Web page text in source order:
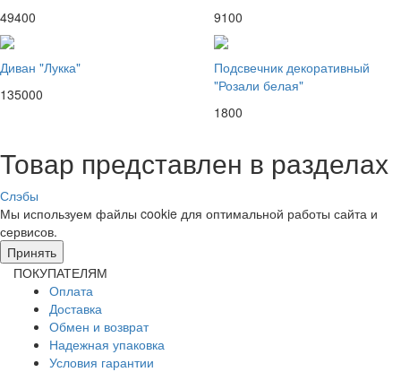
49400
9100
Диван "Лукка"
135000
Подсвечник декоративный
"Розали белая"
1800
Товар представлен в разделах
Слэбы
Мы используем файлы cookie для оптимальной работы сайта и
сервисов.
Принять
ПОКУПАТЕЛЯМ
Оплата
Доставка
Обмен и возврат
Надежная упаковка
Условия гарантии